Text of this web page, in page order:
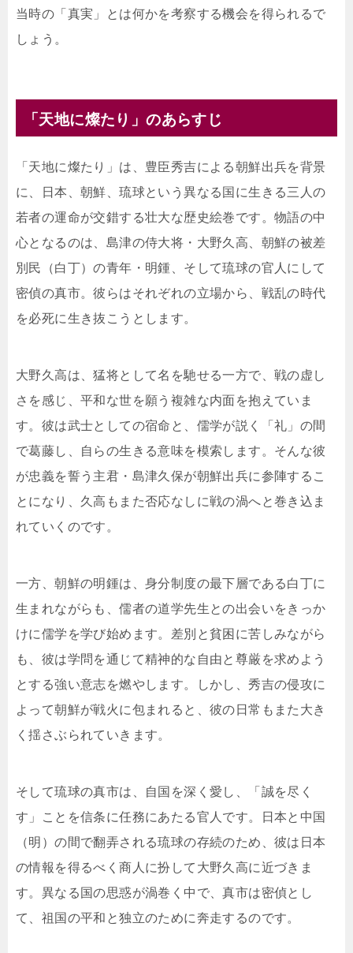
当時の「真実」とは何かを考察する機会を得られるで
しょう。
「天地に燦たり」のあらすじ
「天地に燦たり」は、豊臣秀吉による朝鮮出兵を背景
に、日本、朝鮮、琉球という異なる国に生きる三人の
若者の運命が交錯する壮大な歴史絵巻です。物語の中
心となるのは、島津の侍大将・大野久高、朝鮮の被差
別民（白丁）の青年・明鍾、そして琉球の官人にして
密偵の真市。彼らはそれぞれの立場から、戦乱の時代
を必死に生き抜こうとします。
大野久高は、猛将として名を馳せる一方で、戦の虚し
さを感じ、平和な世を願う複雑な内面を抱えていま
す。彼は武士としての宿命と、儒学が説く「礼」の間
で葛藤し、自らの生きる意味を模索します。そんな彼
が忠義を誓う主君・島津久保が朝鮮出兵に参陣するこ
とになり、久高もまた否応なしに戦の渦へと巻き込ま
れていくのです。
一方、朝鮮の明鍾は、身分制度の最下層である白丁に
生まれながらも、儒者の道学先生との出会いをきっか
けに儒学を学び始めます。差別と貧困に苦しみながら
も、彼は学問を通じて精神的な自由と尊厳を求めよう
とする強い意志を燃やします。しかし、秀吉の侵攻に
よって朝鮮が戦火に包まれると、彼の日常もまた大き
く揺さぶられていきます。
そして琉球の真市は、自国を深く愛し、「誠を尽く
す」ことを信条に任務にあたる官人です。日本と中国
（明）の間で翻弄される琉球の存続のため、彼は日本
の情報を得るべく商人に扮して大野久高に近づきま
す。異なる国の思惑が渦巻く中で、真市は密偵とし
て、祖国の平和と独立のために奔走するのです。